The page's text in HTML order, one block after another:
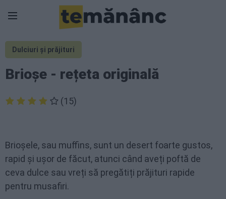
Dulciuri și prăjituri
Brioșe - rețeta originală
(15)
Brioșele, sau muffins, sunt un desert foarte gustos,
rapid și ușor de făcut, atunci când aveți poftă de
ceva dulce sau vreți să pregătiți prăjituri rapide
pentru musafiri.